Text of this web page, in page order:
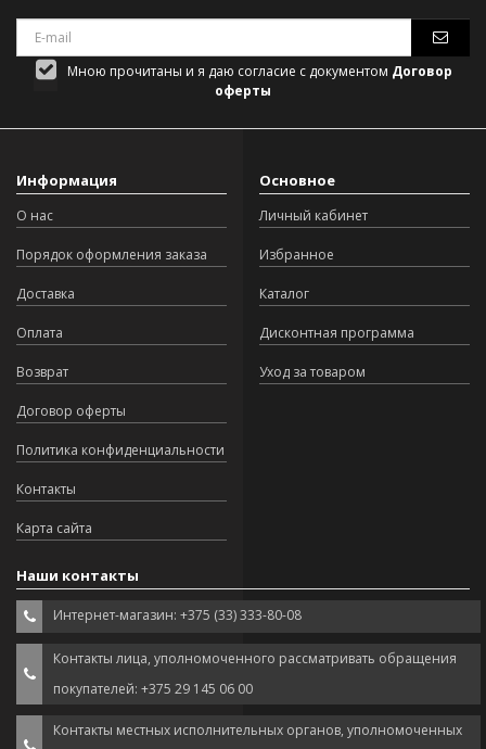
Мною прочитаны и я даю согласие с документом Договор
оферты
Информация
О нас
Порядок оформления заказа
Доставка
Оплата
Возврат
Договор оферты
Политика конфиденциальности
Контакты
Карта сайта
Основное
Личный кабинет
Избранное
Каталог
Дисконтная программа
Уход за товаром
Наши контакты
Интернет-магазин: +375 (33) 333-80-08
Контакты лица, уполномоченного рассматривать обращения
покупателей: +375 29 145 06 00
Контакты местных исполнительных органов, уполномоченных